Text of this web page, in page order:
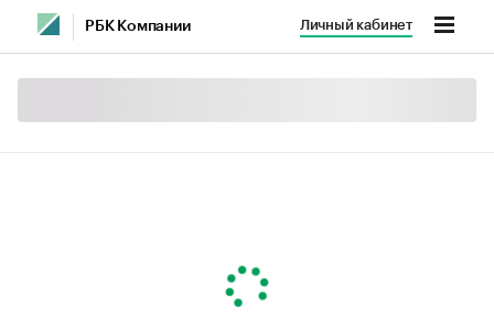
РБК Компании Личный кабинет